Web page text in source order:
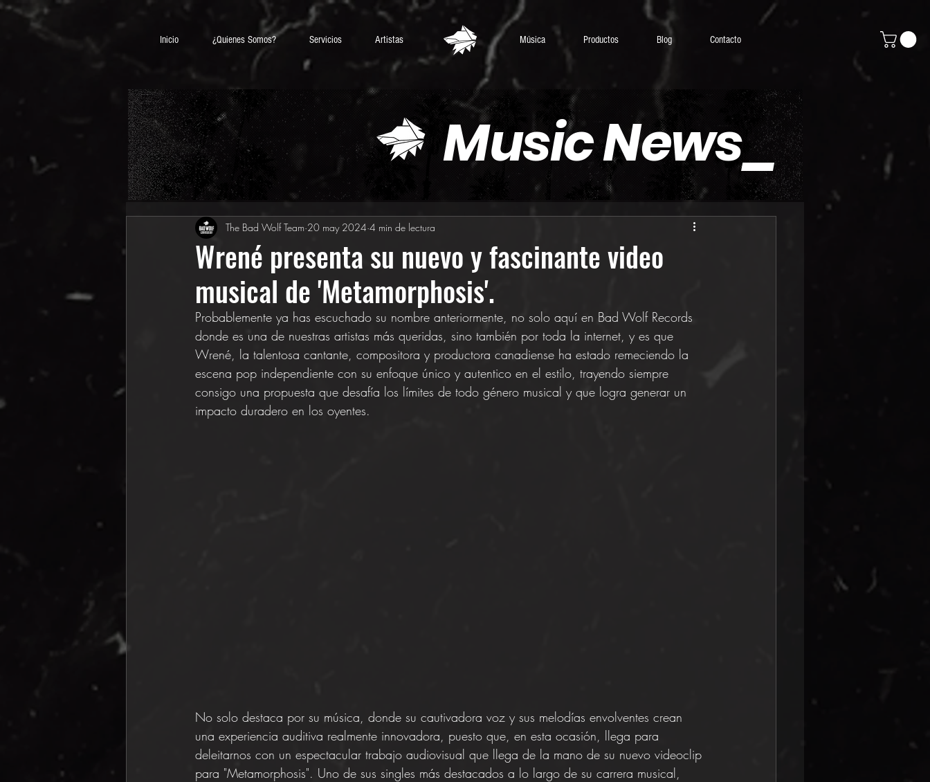
Inicio ¿Quienes Somos? Servicios Artistas Música Productos Blog Contacto
Music News_
Wrené presenta su nuevo y fascinante video
musical de 'Metamorphosis'.
The Bad Wolf Team 20 may 2024 4 min de lectura
Probablemente ya has escuchado su nombre anteriormente, no solo aquí en Bad Wolf Records
donde es una de nuestras artistas más queridas, sino también por toda la internet, y es que
Wrené, la talentosa cantante, compositora y productora canadiense ha estado remeciendo la
escena pop independiente con su enfoque único y autentico en el estilo, trayendo siempre
consigo una propuesta que desafía los límites de todo género musical y que logra generar un
impacto duradero en los oyentes.
No solo destaca por su música, donde su cautivadora voz y sus melodías envolventes crean
una experiencia auditiva realmente innovadora, puesto que, en esta ocasión, llega para
deleitarnos con un espectacular trabajo audiovisual que llega de la mano de su nuevo videoclip
para "Metamorphosis". Uno de sus singles más destacados a lo largo de su carrera musical,